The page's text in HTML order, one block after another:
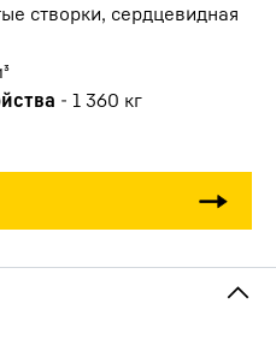
створки, сердцевидная
- 1 360 кг